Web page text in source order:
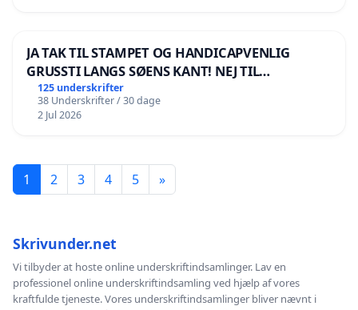
JA TAK TIL STAMPET OG HANDICAPVENLIG
GRUSSTI LANGS SØENS KANT! NEJ TIL
BOARDWALK VÆK FRA SØEN
125 underskrifter
38 Underskrifter / 30 dage
2 Jul 2026
1 2 3 4 5 »
Skrivunder.net
Vi tilbyder at hoste online underskriftindsamlinger. Lav en
professionel online underskriftindsamling ved hjælp af vores
kraftfulde tjeneste. Vores underskriftindsamlinger bliver nævnt i